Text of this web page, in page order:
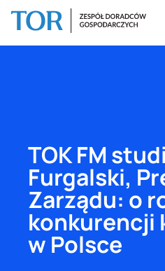
TOK FM
Furgalski,
Zarządu: o
konkurencji
w Polsce